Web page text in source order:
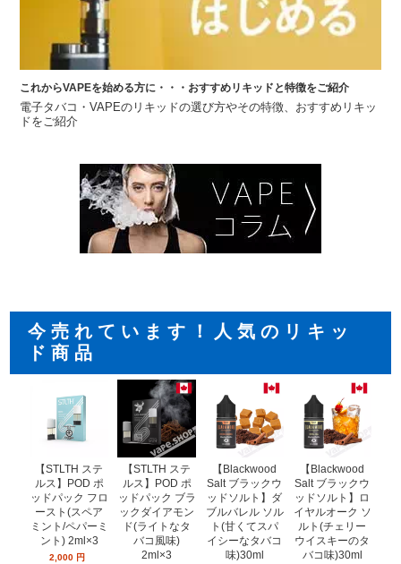
これからVAPEを始める方に・・・おすすめリキッドと特徴をご紹介
電子タバコ・VAPEのリキッドの選び方やその特徴、おすすめリキッ
ドをご紹介
今売れています！人気のリキッ
ド商品
【STLTH ステ
ルス】POD ポ
ッドパック フロ
ースト(スペア
ミント/ペパーミ
ント) 2ml×3
2,000 円
【STLTH ステ
ルス】POD ポ
ッドパック ブラ
ックダイアモン
ド(ライトなタ
バコ風味)
2ml×3
【Blackwood
Salt ブラックウ
ッドソルト】ダ
ブルバレル ソル
ト(甘くてスパ
イシーなタバコ
味)30ml
【Blackwood
Salt ブラックウ
ッドソルト】ロ
イヤルオーク ソ
ルト(チェリー
ウイスキーのタ
バコ味)30ml